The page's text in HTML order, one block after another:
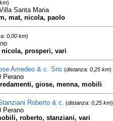
)
Santa Maria
mat, nicola, paolo
0,00 km)
prosperi, vari
Amedeo & c. Snc (distanza: 0,25 km)
Perano
giose, menna, mobili
Roberto & c. (distanza: 0,25 km)
Perano
roberto, stanziani, vari